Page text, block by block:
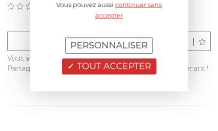
(0)
Déposer un avis
Vous avez acheté ce produit sur francisbatt.com ?
Partagez votre avis avec les autres clients dès maintenant !
Vous pouvez aussicontinuer sans
accepter
TOUT ACCEPTER
PERSONNALISER